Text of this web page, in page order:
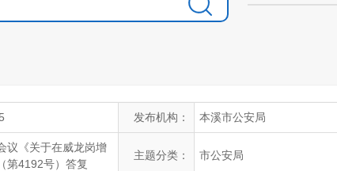
发布机构： 本溪市公安局
议《关于在威龙岗增
第4192号）答复
主题分类： 市公安局